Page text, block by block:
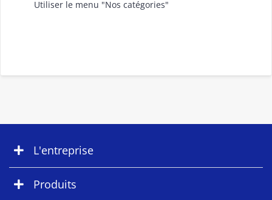
Utiliser le menu "Nos catégories"
L'entreprise
Produits